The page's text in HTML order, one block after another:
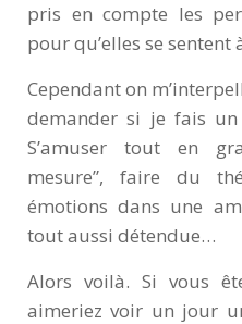
pris en compte les
pour qu’elles se sentent
Cependant on
demander si je fais
S’amuser tout en
mesure”, faire du
émotions dans une
tout aussi détendue…
Alors voilà. Si vous
aimeriez voir un jour